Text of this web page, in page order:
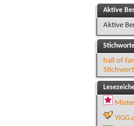
Aktive
Aktive
hall of